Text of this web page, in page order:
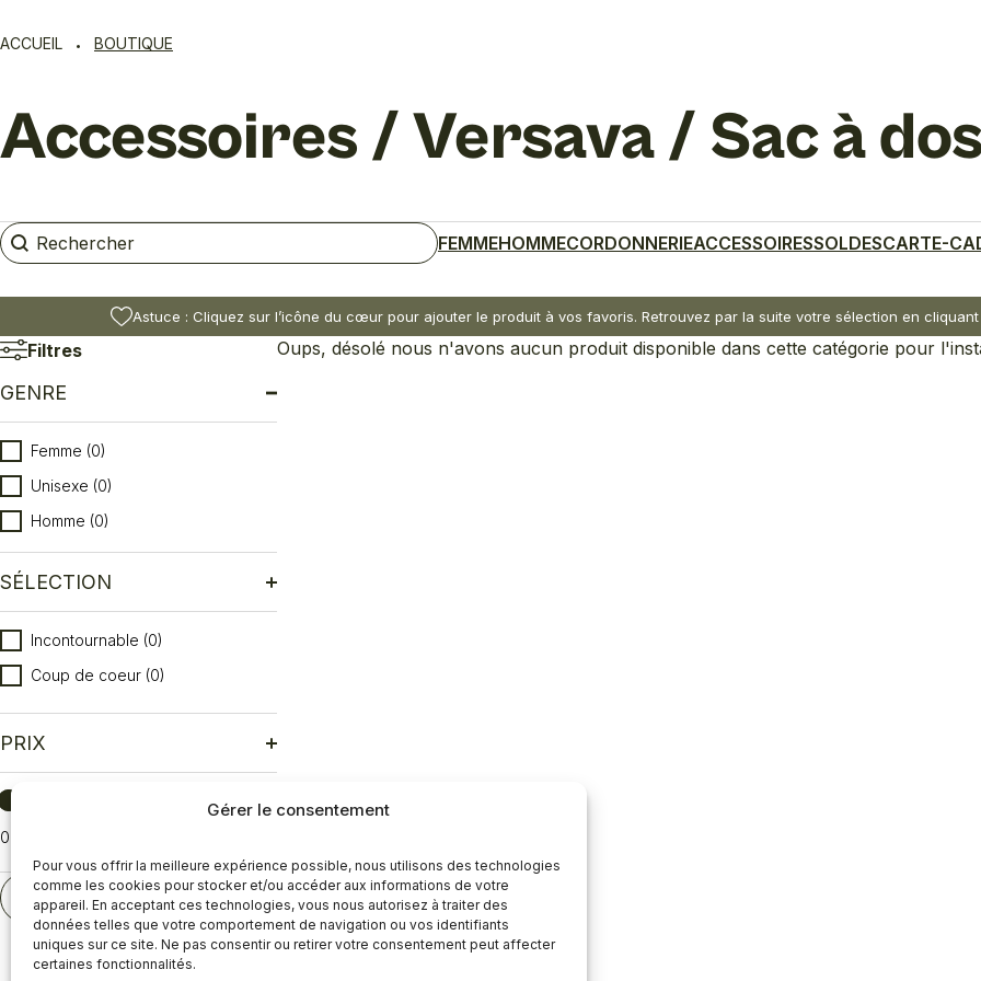
Gérer le consentement
Pour vous offrir la meilleure expérience possible, nous utilisons des technologies
comme les cookies pour stocker et/ou accéder aux informations de votre
appareil. En acceptant ces technologies, vous nous autorisez à traiter des
données telles que votre comportement de navigation ou vos identifiants
uniques sur ce site. Ne pas consentir ou retirer votre consentement peut affecter
certaines fonctionnalités.
ACCUEIL BOUTIQUE
Accessoires / Versava / Sac à dos
Rechercher
Rechercher FEMMEHOMMECORDONNERIEACCESSOIRESSOLDESCARTE-
Astuce : Cliquez sur l’icône du cœur pour ajouter le produit à vos favoris. Retrouvez par la suite votre sélection en
Filtres
GENRE
Genre
Femme (0)
Unisexe (0)
Homme (0)
SÉLECTION
Sélection
Incontournable (0)
Coup de coeur (0)
PRIX
Prix
0
RÉINITIALISER
Oups, désolé nous n'avons aucun produit disponible dans cette catégorie pour